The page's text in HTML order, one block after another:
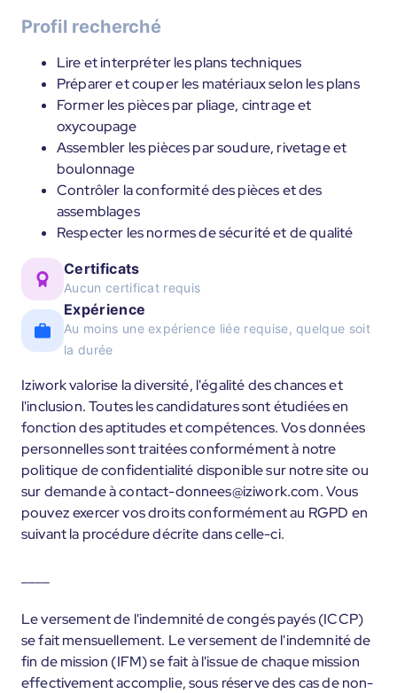
Profil recherché
Lire et interpréter les plans techniques
Préparer et couper les matériaux selon les plans
Former les pièces par pliage, cintrage et
oxycoupage
Assembler les pièces par soudure, rivetage et
boulonnage
Contrôler la conformité des pièces et des
assemblages
Respecter les normes de sécurité et de qualité
Certificats
Aucun certificat requis
Expérience
Au moins une expérience liée requise, quelque soit
la durée
Iziwork valorise la diversité, l'égalité des chances et
l'inclusion. Toutes les candidatures sont étudiées en
fonction des aptitudes et compétences. Vos données
personnelles sont traitées conformément à notre
politique de confidentialité disponible sur notre site ou
sur demande à contact-donnees@iziwork.com. Vous
pouvez exercer vos droits conformément au RGPD en
suivant la procédure décrite dans celle-ci.
Le versement de l'indemnité de congés payés (ICCP)
se fait mensuellement. Le versement de l'indemnité de
fin de mission (IFM) se fait à l'issue de chaque mission
effectivement accomplie, sous réserve des cas de non-